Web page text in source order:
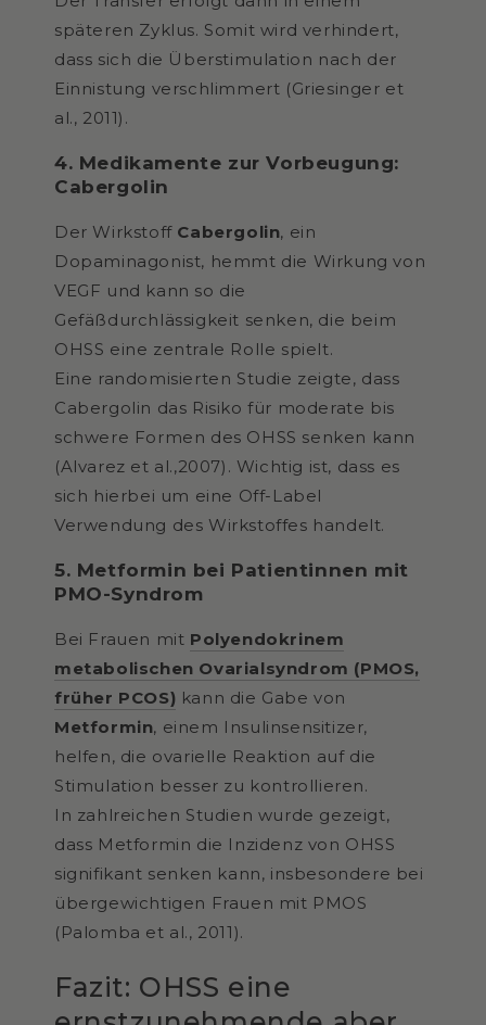
späteren Zyklus. Somit wird verhindert,
dass sich die Überstimulation nach der
Einnistung verschlimmert (Griesinger et
al., 2011).
4. Medikamente zur Vorbeugung:
Cabergolin
Der Wirkstoff Cabergolin, ein
Dopaminagonist, hemmt die Wirkung von
VEGF und kann so die
Gefäßdurchlässigkeit senken, die beim
OHSS eine zentrale Rolle spielt.
Eine randomisierten Studie zeigte, dass
Cabergolin das Risiko für moderate bis
schwere Formen des OHSS senken kann
(Alvarez et al.,2007). Wichtig ist, dass es
sich hierbei um eine Off-Label
Verwendung des Wirkstoffes handelt.
5. Metformin bei Patientinnen mit
PMO-Syndrom
Bei Frauen mit Polyendokrinem
metabolischen Ovarialsyndrom (PMOS,
früher PCOS) kann die Gabe von
Metformin, einem Insulinsensitizer,
helfen, die ovarielle Reaktion auf die
Stimulation besser zu kontrollieren.
In zahlreichen Studien wurde gezeigt,
dass Metformin die Inzidenz von OHSS
signifikant senken kann, insbesondere bei
übergewichtigen Frauen mit PMOS
(Palomba et al., 2011).
Fazit: OHSS eine